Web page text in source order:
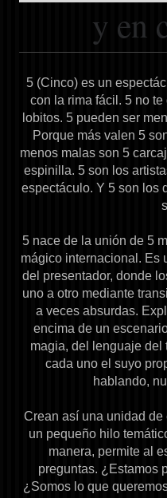
y en
5 (Cinco) es un
con la rima fácil. 5 no
lobitos. 5 pueden ser
Porque más valen 5
menos malas son 5
espinilla. 5 son los
espectáculo. Y 5 son los
5 nace de la unión de 5
mágico internacional. Es
del presentador, donde
uno a otro mediante
a veces absurdas.
encima de un
magia, del lenguaje del
cada uno el suyo
hablando,
Crean así una unidad
un pequeño hilo
manera, permite al
preguntas. ¿Estamos
¿Somos lo que